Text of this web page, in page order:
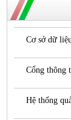
Cơ sở dữ
Cổng thông
Hệ thống